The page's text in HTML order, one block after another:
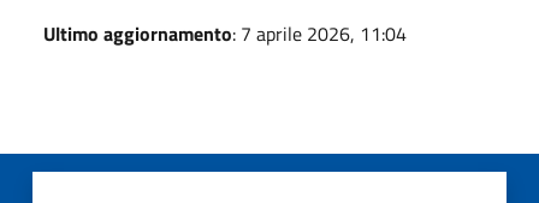
Ultimo aggiornamento: 7 aprile 2026, 11:04